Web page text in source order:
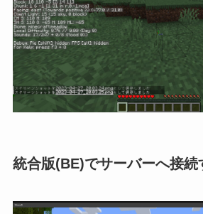
統合版(BE)でサーバーへ接続